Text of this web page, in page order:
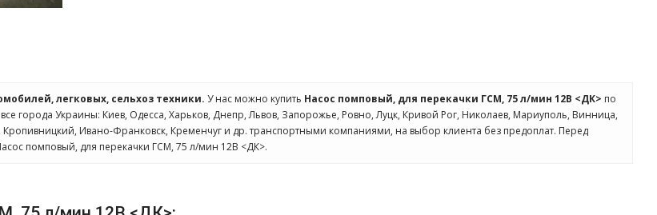
легковых, сельхоз техники. У нас можно купить Насос помповый, для перекачки ГСМ, 75 л/мин 12В <ДК> по
города Украины: Киев, Одесса, Харьков, Днепр, Львов, Запорожье, Ровно, Луцк, Кривой Рог, Николаев, Мариуполь, Винница,
Ивано-Франковск, Кременчуг и др. транспортными компаниями, на выбор клиента без предоплат. Перед
помповый, для перекачки ГСМ, 75 л/мин 12В <ДК>.